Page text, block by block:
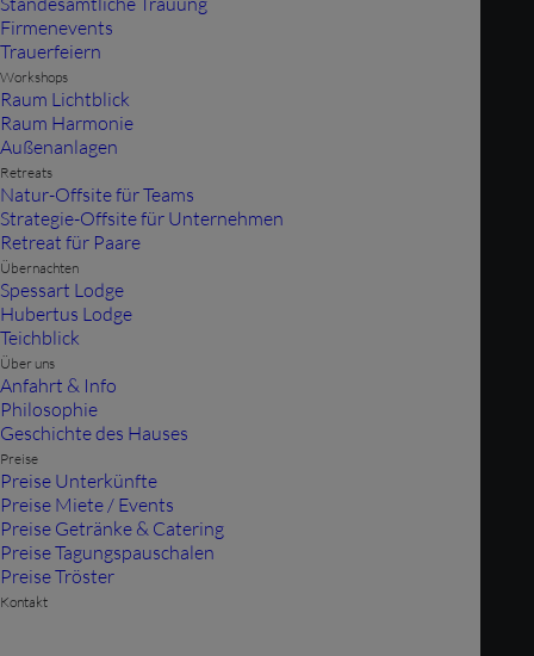
Firmenevents
Trauerfeiern
Workshops
Raum Lichtblick
Raum Harmonie
Außenanlagen
Retreats
Natur-Offsite für Teams
Strategie-Offsite für Unternehmen
Retreat für Paare
Übernachten
Spessart Lodge
Hubertus Lodge
Teichblick
Über uns
Anfahrt & Info
Philosophie
Geschichte des Hauses
Preise
Preise Unterkünfte
Preise Miete / Events
Preise Getränke & Catering
Preise Tagungspauschalen
Preise Tröster
Kontakt
FRÜHSTÜCKSKARTE
Telefonbestellung: 06050-3078891
Frühstück
2 gemischte
Brötchen, 1 x
Buttercrossaint, 1 x